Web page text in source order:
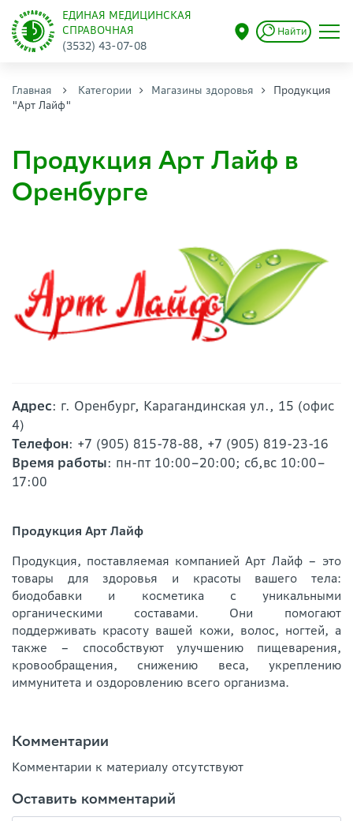
ЕДИНАЯ МЕДИЦИНСКАЯ
СПРАВОЧНАЯ
(3532) 43-07-08
Найти
Главная Категории Магазины здоровья
Продукция
"Арт Лайф"
Продукция Арт Лайф в
Оренбурге
Адрес: г. Оренбург, Карагандинская ул., 15 (офис
4)
Телефон: +7 (905) 815-78-88, +7 (905) 819-23-16
Время работы: пн-пт 10:00–20:00; сб,вс 10:00–
17:00
Продукция Арт Лайф
Продукция, поставляемая компанией Арт Лайф – это
товары для здоровья и красоты вашего тела:
биодобавки и косметика с уникальными
органическими составами. Они помогают
поддерживать красоту вашей кожи, волос, ногтей, а
также – способствуют улучшению пищеварения,
кровообращения, снижению веса, укреплению
иммунитета и оздоровлению всего организма.
Комментарии
Комментарии к материалу отсутствуют
Оставить комментарий